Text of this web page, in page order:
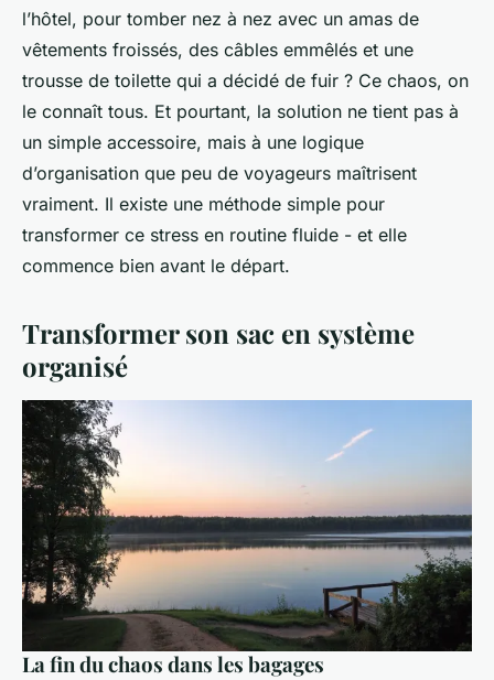
l’hôtel, pour tomber nez à nez avec un amas de
vêtements froissés, des câbles emmêlés et une
trousse de toilette qui a décidé de fuir ? Ce chaos, on
le connaît tous. Et pourtant, la solution ne tient pas à
un simple accessoire, mais à une logique
d’organisation que peu de voyageurs maîtrisent
vraiment. Il existe une méthode simple pour
transformer ce stress en routine fluide - et elle
commence bien avant le départ.
Transformer son sac en système
organisé
La fin du chaos dans les bagages